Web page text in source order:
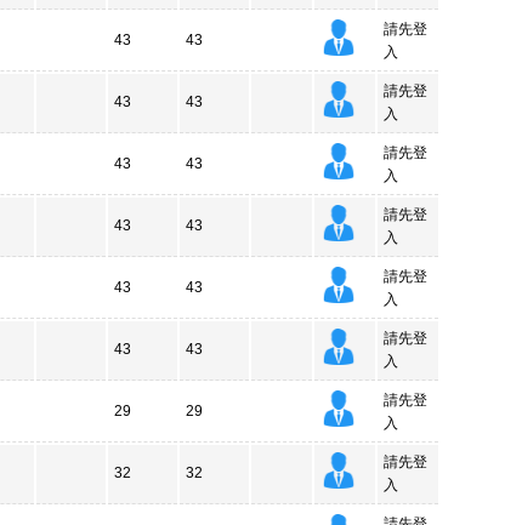
43 43
請先登
入
43 43
請先登
入
43 43
請先登
入
43 43
請先登
入
43 43
請先登
入
43 43
請先登
入
29 29
請先登
入
32 32
請先登
入